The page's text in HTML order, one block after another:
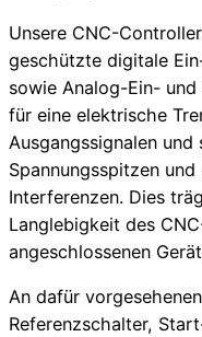
Unsere CNC-
geschützte digitale
sowie Analog-Ein-
für eine elektrische
Ausgangssignalen
Spannungsspitzen
Interferenzen. Dies
Langlebigkeit des
angeschlossenen
An dafür
Referenzschalter,